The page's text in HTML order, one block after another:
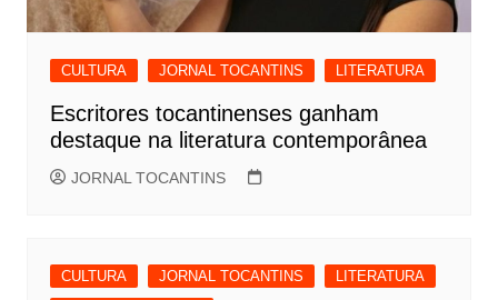
CULTURA JORNAL TOCANTINS LITERATURA
Escritores tocantinenses ganham
destaque na literatura contemporânea
JORNAL TOCANTINS
CULTURA JORNAL TOCANTINS
LITERATURA